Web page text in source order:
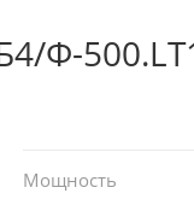
Ф-
Мощность